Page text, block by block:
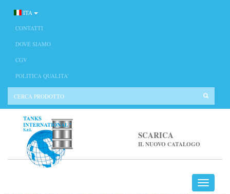
ITA
CONTATTI
DOVE SIAMO
CGV
POLITICA QUALITA’
SCARICA
IL NUOVO CATALOGO